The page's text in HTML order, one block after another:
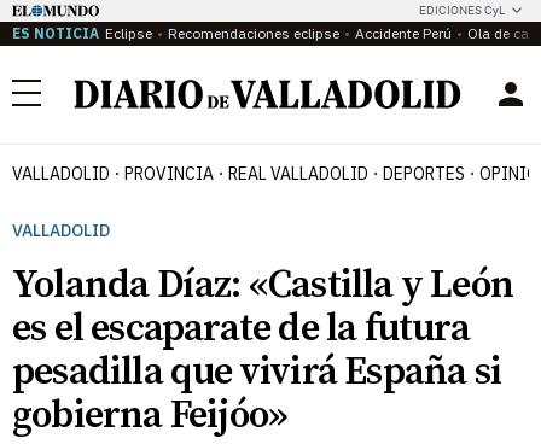
EDICIONES CyL
ES NOTICIA Eclipse Recomendaciones eclipse Accidente Perú Ola de
Menú
VALLADOLID PROVINCIA REAL VALLADOLID DEPORTES
VALLADOLID
Yolanda Díaz: «Castilla y León
es el escaparate de la futura
pesadilla que vivirá España si
gobierna Feijóo»